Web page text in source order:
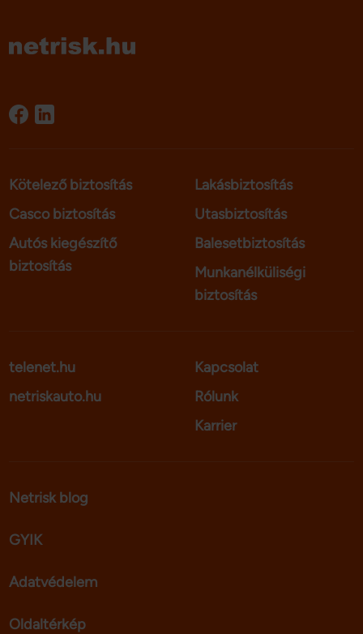
Kötelező biztosítás
Casco biztosítás
Autós kiegészítő
biztosítás
Lakásbiztosítás
Utasbiztosítás
Balesetbiztosítás
Munkanélküliségi
biztosítás
telenet.hu
netriskauto.hu
Kapcsolat
Rólunk
Karrier
Netrisk blog
GYIK
Adatvédelem
Oldaltérkép